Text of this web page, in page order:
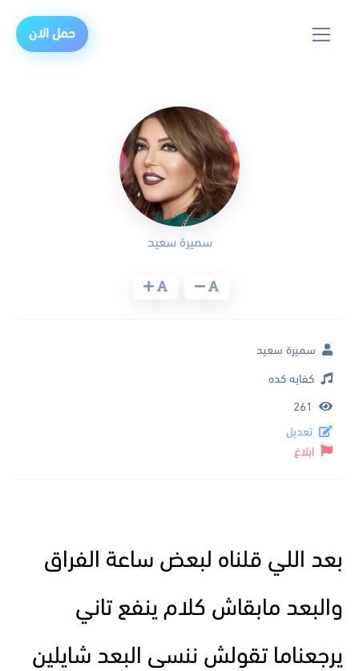
حمل الان
بعد اللي قلناه لبعض ساعة الفراق
والبعد مابقاش كلام ينفع تاني
يرجعناما تقولش ننسى البعد شايلين
سميرة سعيد
سميرة سعيد
كفايه كده
261
تعديل
ابلاغ